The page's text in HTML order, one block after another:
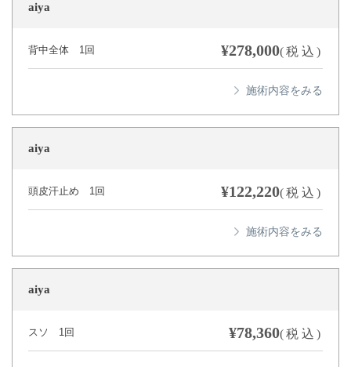
aiya
背中全体 1回 ¥278,000(税込)
aiya
頭皮汗止め 1回 ¥122,220(税込)
aiya
スソ 1回 ¥78,360(税込)